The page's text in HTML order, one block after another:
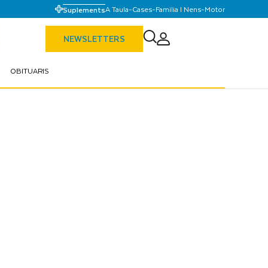
SuplementsA Taula-Cases-Familia I Nens-Motor
NEWSLETTERS
OBITUARIS